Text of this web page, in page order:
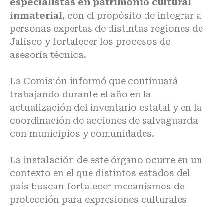
especialistas en patrimonio cultural
inmaterial, con el propósito de integrar a
personas expertas de distintas regiones de
Jalisco y fortalecer los procesos de
asesoría técnica.
La Comisión informó que continuará
trabajando durante el año en la
actualización del inventario estatal y en la
coordinación de acciones de salvaguarda
con municipios y comunidades.
La instalación de este órgano ocurre en un
contexto en el que distintos estados del
país buscan fortalecer mecanismos de
protección para expresiones culturales